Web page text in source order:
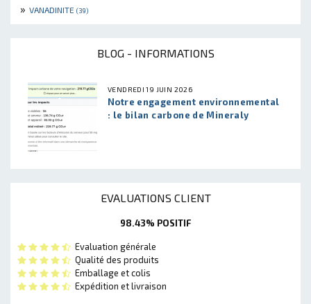
» VANADINITE (39)
BLOG - INFORMATIONS
VENDREDI 19 JUIN 2026
Notre engagement environnemental
: le bilan carbone de Mineraly
EVALUATIONS CLIENT
98.43% POSITIF
Evaluation générale
Qualité des produits
Emballage et colis
Expédition et livraison